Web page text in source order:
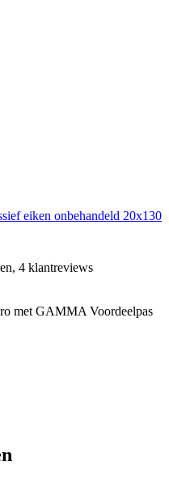
eiken onbehandeld 20x130
4 klantreviews
met GAMMA Voordeelpas